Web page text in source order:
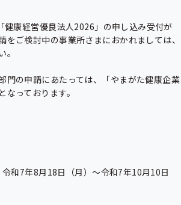
康経営優良法人2026」の申し込み受付が
をご検討中の事業所さまにおかれましては、
門の申請にあたっては、「やまがた健康企業
っております。
和7年8月18日（月）～令和7年10月10日